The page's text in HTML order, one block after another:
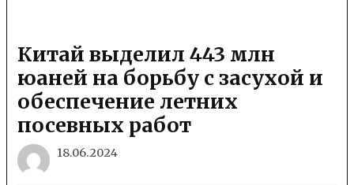
Китай выделил 443 млн
юаней на борьбу с засухой и
обеспечение летних
посевных работ
18.06.2024